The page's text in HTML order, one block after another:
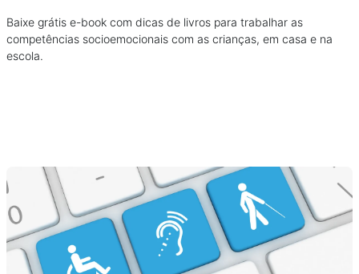
Baixe grátis e-book com dicas de livros para trabalhar as
competências socioemocionais com as crianças, em casa e na
escola.